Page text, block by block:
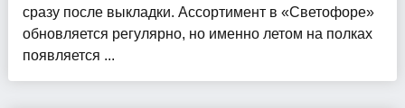
сразу после выкладки. Ассортимент в «Светофоре»
обновляется регулярно, но именно летом на полках
появляется ...